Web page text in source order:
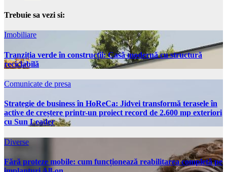
Trebuie sa vezi si:
Imobiliare
Tranziția verde în construcții: Casă modernă cu structură
reciclabilă
Comunicate de presa
Strategie de business în HoReCa: Jidvei transformă terasele în
active de creștere printr-un proiect record de 2.600 mp exteriori
cu Sun Leader
Diverse
Fără proteze mobile: cum funcționează reabilitarea completă pe